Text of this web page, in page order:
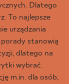
Dlatego
To najlepsze
urządzania
stanowią
dlatego na
wybrać.
m.in. dla osób,